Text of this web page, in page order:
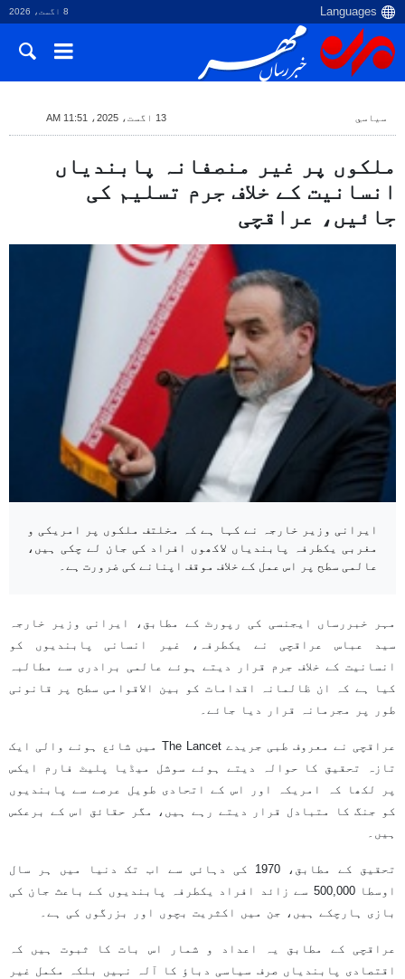
8 اگست، 2026
سياسي 13 اگست، 2025، 11:51 AM
ملکوں پر غیر منصفانہ پابندیاں
انسانیت کے خلاف جرم تسلیم کی
جائیں، عراقچی
ایرانی وزیر خارجہ نے کہا ہے کہ مخلتف ملکوں پر امریکی و
مغربی یکطرفہ پابندیاں لاکھوں افراد کی جان لے چکی ہیں،
عالمی سطح پر اس عمل کے خلاف موقف اپنانے کی ضرورت ہے۔
مہر خبررساں ایجنسی کی رپورٹ کے مطابق، ایرانی وزیر خارجہ
سید عباس عراقچی نے یکطرفہ، غیر انسانی پابندیوں کو
انسانیت کے خلاف جرم قرار دیتے ہوئے عالمی برادری سے مطالبہ
کیا ہے کہ ان ظالمانہ اقدامات کو بین الاقوامی سطح پر قانونی
طور پر مجرمانہ قرار دیا جائے۔
عراقچی نے معروف طبی جریدے The Lancet میں شائع ہونے والی ایک
تازہ تحقیق کا حوالہ دیتے ہوئے سوشل میڈیا پلیٹ فارم ایکس
پر لکھا کہ امریکہ اور اس کے اتحادی طویل عرصے سے پابندیوں
کو جنگ کا متبادل قرار دیتے رہے ہیں، مگر حقائق اس کے برعکس
ہیں۔
تحقیق کے مطابق، 1970 کی دہائی سے اب تک دنیا میں ہر سال
اوسطا 500,000 سے زائد افراد یکطرفہ پابندیوں کے باعث جان کی
بازی ہارچکے ہیں، جن میں اکثریت بچوں اور بزرگوں کی ہے۔
عراقچی کے مطابق یہ اعداد و شمار اس بات کا ثبوت ہیں کہ
اقتصادی پابندیاں صرف سیاسی دباؤ کا آلہ نہیں بلکہ مکمل غیر